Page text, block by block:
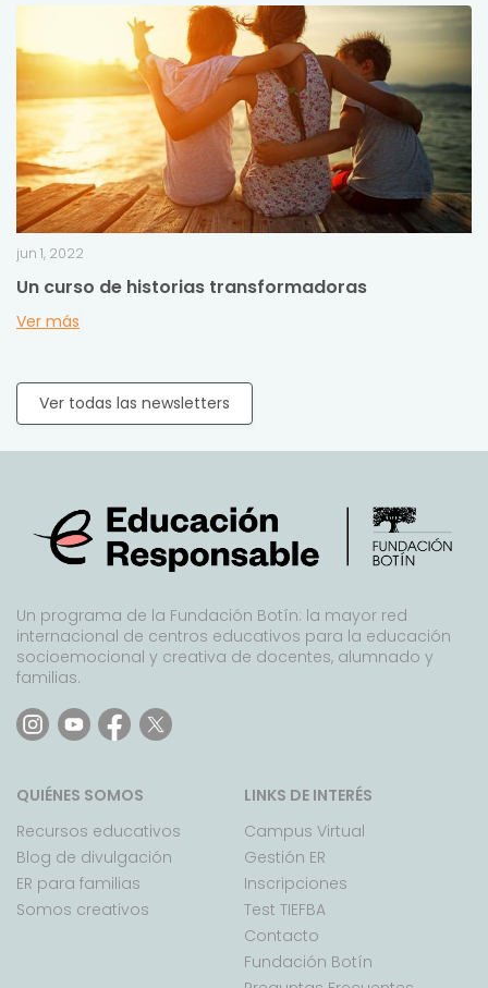
Un curso de historias transformadoras
jun 1, 2022
Ver más
Ver todas las newsletters
Un programa de la Fundación Botín: la mayor red
internacional de centros educativos para la educación
socioemocional y creativa de docentes, alumnado y
familias.
QUIÉNES SOMOS
Recursos educativos
Blog de divulgación
ER para familias
Somos creativos
LINKS DE INTERÉS
Campus Virtual
Gestión ER
Inscripciones
Test TIEFBA
Contacto
Fundación Botín